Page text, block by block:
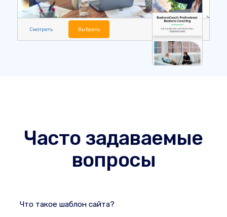
Смотреть Выбрать
Часто задаваемые
вопросы
Что такое шаблон сайта?